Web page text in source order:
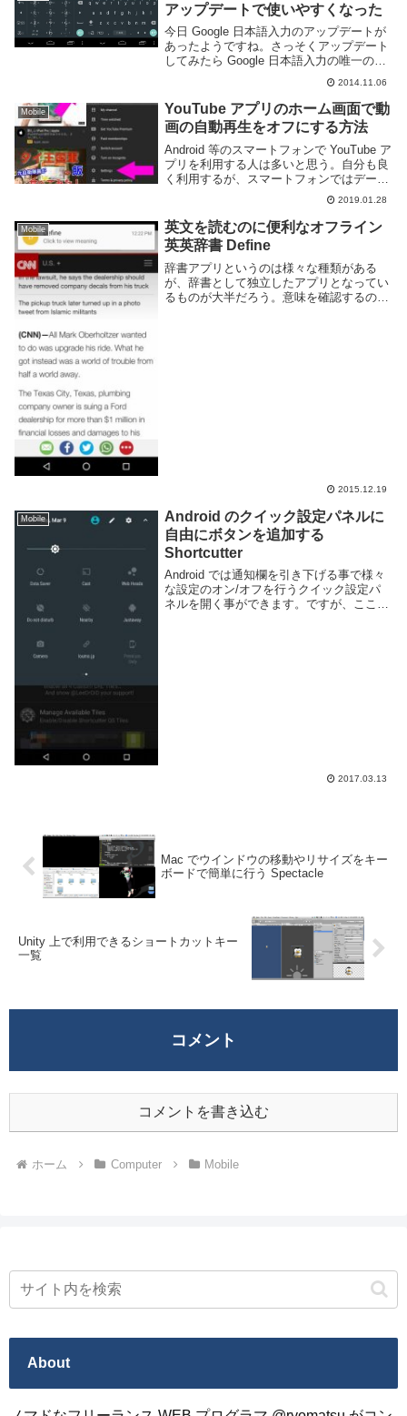
アップデートで使いやすくなった
今日 Google 日本語入力のアップデートが
あったようですね。さっそくアップデート
してみたら Google 日本語入力の唯一の難
点だと思っていた点が解決しました。この
スクリーンショットだととてもわかりにく
いですが、画面左下にある日本語フリ...
2014.11.06
Mobile
YouTube アプリのホーム画面で動
画の自動再生をオフにする方法
Android 等のスマートフォンで YouTube ア
プリを利用する人は多いと思う。自分も良
く利用するが、スマートフォンではデータ
通信量の制限もあり、特に Wi-Fi が使えな
い環境ではなるべく動画の再生は避けたい
と思う事もある。YouT...
2019.01.28
Mobile
英文を読むのに便利なオフライン
英英辞書 Define
辞書アプリというのは様々な種類がある
が、辞書として独立したアプリとなってい
るものが大半だろう。意味を確認するのに
2015.12.19
Mobile
Android のクイック設定パネルに
自由にボタンを追加する
Shortcutter
Android では通知欄を引き下げる事で様々
な設定のオン/オフを行うクイック設定パ
ネルを開く事ができます。ですが、ここに
2017.03.13
Mac でウインドウの移動やリサイズをキー
ボードで簡単に行う Spectacle
Unity 上で利用できるショートカットキー
一覧
コメント
コメントを書き込む
ホーム Computer Mobile
About